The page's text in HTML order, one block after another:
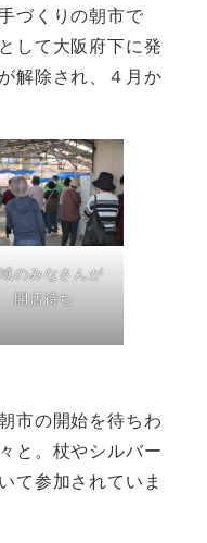
づくりの朝市で
して大阪府下に発
解除され、４月か
のみなさんが
開店待ち
市の開始を待ちわ
と。杖やシルバー
て参加されていま